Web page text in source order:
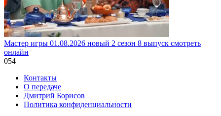
Мастер игры 01.08.2026 новый 2 сезон 8 выпуск смотреть
онлайн
054
Контакты
О передаче
Дмитрий Борисов
Политика конфиденциальности